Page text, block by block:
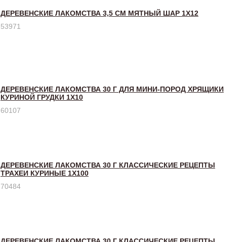
ДЕРЕВЕНСКИЕ ЛАКОМСТВА 3,5 СМ МЯТНЫЙ ШАР 1Х12
53971
ДЕРЕВЕНСКИЕ ЛАКОМСТВА 30 Г ДЛЯ МИНИ-ПОРОД ХРЯЩИКИ
КУРИНОЙ ГРУДКИ 1Х10
60107
ДЕРЕВЕНСКИЕ ЛАКОМСТВА 30 Г КЛАССИЧЕСКИЕ РЕЦЕПТЫ
ТРАХЕИ КУРИНЫЕ 1Х100
70484